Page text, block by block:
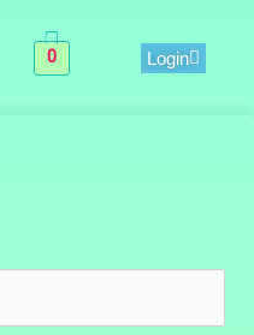
0 Login